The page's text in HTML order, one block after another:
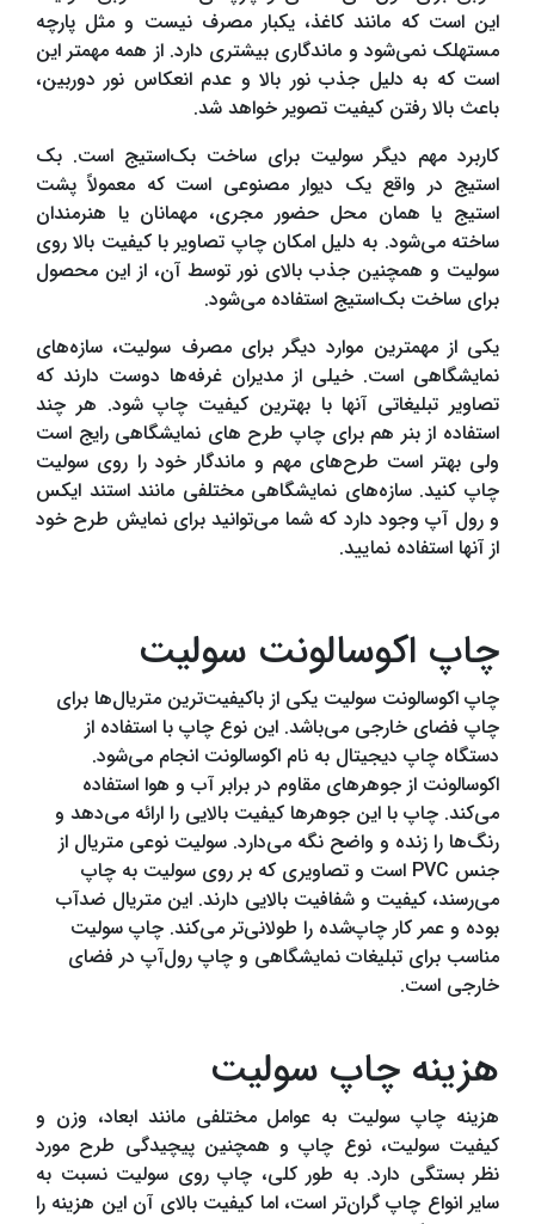
این است که مانند کاغذ، یکبار مصرف نیست و مثل پارچه
مستهلک نمی‌شود و ماندگاری بیشتری دارد. از همه مهمتر این
است که به دلیل جذب نور بالا و عدم انعکاس نور دوربین،
باعث بالا رفتن کیفیت تصویر خواهد شد.
کاربرد مهم دیگر سولیت برای ساخت بک‌استیج است. بک
استیج در واقع یک دیوار مصنوعی است که معمولاً پشت
استیج یا همان محل حضور مجری، مهمانان یا هنرمندان
ساخته می‌شود. به دلیل امکان چاپ تصاویر با کیفیت بالا روی
سولیت و همچنین جذب بالای نور توسط آن، از این محصول
برای ساخت بک‌استیج استفاده می‌شود.
یکی از مهمترین موارد دیگر برای مصرف سولیت، سازه‌های
نمایشگاهی است. خیلی از مدیران غرفه‌ها دوست دارند که
تصاویر تبلیغاتی آنها با بهترین کیفیت چاپ شود. هر چند
استفاده از بنر هم برای چاپ طرح های نمایشگاهی رایج است
ولی بهتر است طرح‌های مهم و ماندگار خود را روی سولیت
چاپ کنید. سازه‌های نمایشگاهی مختلفی مانند استند ایکس
و رول آپ وجود دارد که شما می‌توانید برای نمایش طرح خود
از آنها استفاده نمایید.
چاپ اکوسالونت سولیت
چاپ اکوسالونت سولیت یکی از باکیفیت‌ترین متریال‌ها برای
چاپ فضای خارجی می‌باشد. این نوع چاپ با استفاده از
دستگاه چاپ دیجیتال به نام اکوسالونت انجام می‌شود.
اکوسالونت از جوهر‌های مقاوم در برابر آب و هوا استفاده
می‌کند. چاپ با این جوهر‌ها کیفیت بالایی را ارائه می‌دهد و
رنگ‌ها را زنده و واضح نگه می‌دارد. سولیت نوعی متریال از
جنس PVC است و تصاویری که بر روی سولیت به چاپ
می‌رسند، کیفیت و شفافیت بالایی دارند. این متریال ضدآب
بوده و عمر کار چاپ‌شده را طولانی‌تر می‌کند. چاپ سولیت
مناسب برای تبلیغات نمایشگاهی و چاپ رول‌آپ در فضای
خارجی است.
هزینه چاپ سولیت
هزینه چاپ سولیت به عوامل مختلفی مانند ابعاد، وزن و
کیفیت سولیت، نوع چاپ و همچنین پیچیدگی طرح مورد
نظر بستگی دارد. به طور کلی، چاپ روی سولیت نسبت به
سایر انواع چاپ گران‌تر است، اما کیفیت بالای آن این هزینه را